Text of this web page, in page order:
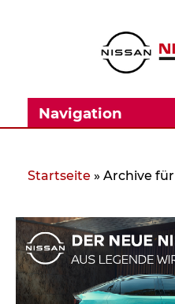
Navigation
Startseite » Archive